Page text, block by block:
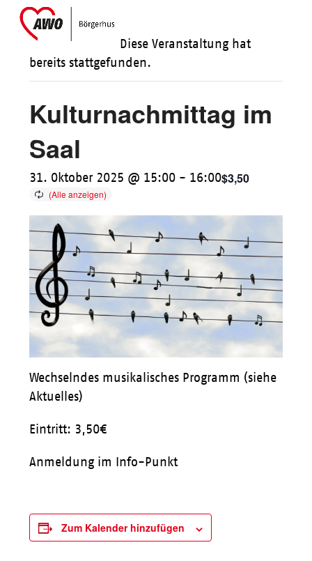
SkipOpen
mobile
Close
mobile
Diese Veranstaltung hat
bereits stattgefunden.
Kulturnachmittag im
Saal
31. Oktober 2025 @ 15:00 - 16:00$3,50
Wechselndes musikalisches Programm (siehe
Aktuelles)
Eintritt: 3,50€
Anmeldung im Info-Punkt
Zum Kalender hinzufügen